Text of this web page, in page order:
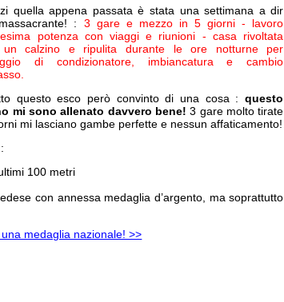
quella appena passata è stata una settimana a dir
: 3 gare e mezzo in 5 giorni - lavoro
potenza con viaggi e riunioni - casa rivoltata
un calzino e ripulita durante le ore notturne per
di condizionatore, imbiancatura e cambio
questo esco però convinto di una cosa :questo
mi sono allenato davvero bene! 3 gare molto tirate
mi lasciano gambe perfette e nessun affaticamento!
100 metri
con annessa medaglia d’argento, ma soprattutto
medaglia nazionale! >>